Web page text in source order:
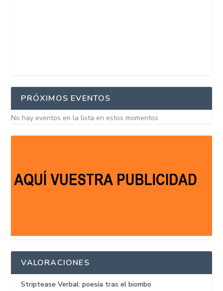
PRÓXIMOS EVENTOS
No hay eventos en la lista en estos momentos
VALORACIONES
Striptease Verbal: poesía tras el biombo